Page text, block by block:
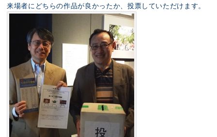
来場者にどちらの作品が良かったか、投票していただけます。